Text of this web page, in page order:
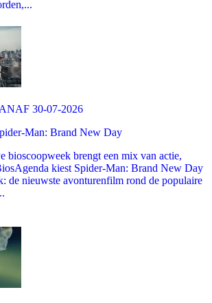
30-07-2026
Man: Brand New Day
bioscoopweek brengt een mix van actie,
kiest Spider-Man: Brand New Day
de nieuwste avonturenfilm rond de populaire